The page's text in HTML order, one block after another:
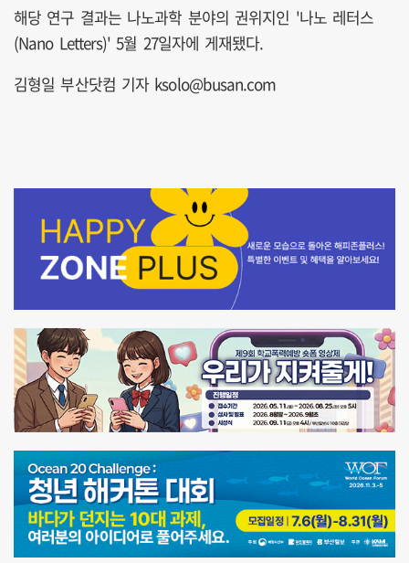
해당 연구 결과는 나노과학 분야의 권위지인 '나노 레터스
(Nano Letters)' 5월 27일자에 게재됐다.
김형일 부산닷컴 기자 ksolo@busan.com